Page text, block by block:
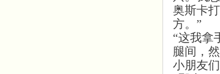
奥斯卡
方。”
“这我拿
腿间，
小朋友